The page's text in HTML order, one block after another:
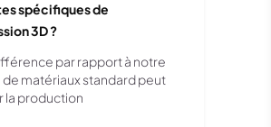
spécifiques de
3D ?
par rapport à notre
matériaux standard peut
la production